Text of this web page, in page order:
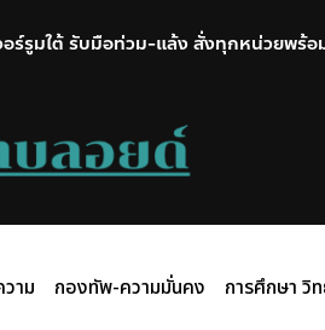
ร์รูมใต้ รับมือท่วม-แล้ง สั่งทุกหน่วยพร้
าม กองทัพ-ความมั่นคง การศึกษา วิ